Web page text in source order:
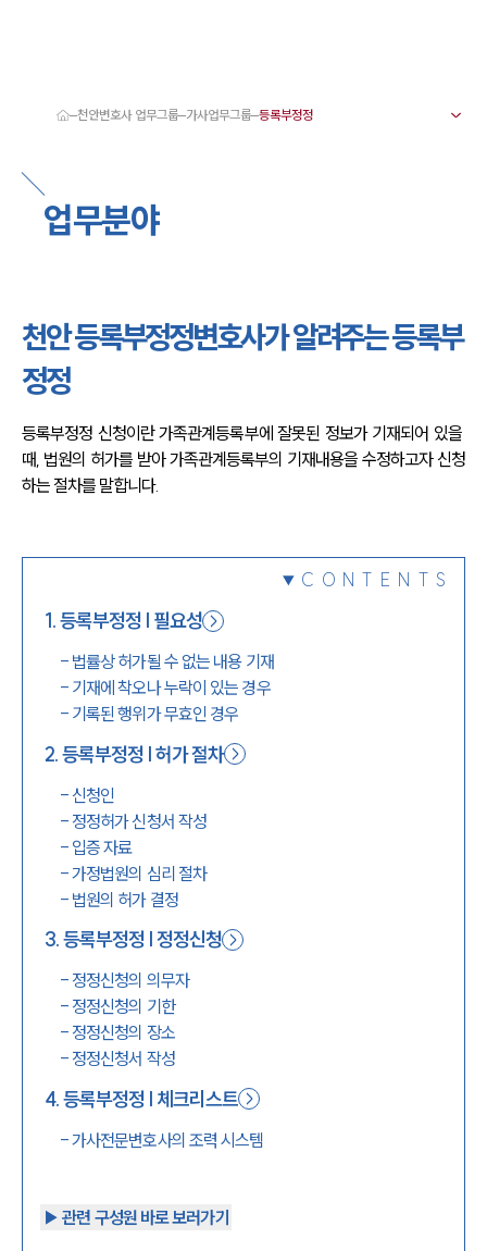
서울·대전·천안변호사
천안형사전문변호사
천안이혼전문변호사
천안학교폭력변호사
천안변호사 주요 업무사례
천안 분사무소 오시는 길
천안변호사상담 상담접수
채용정보
천안변호사 업무그룹 가사업무그룹
업무분야
천안 등록부정정변호사가 알려주는 등록부
정정
등록부정정 신청이란 가족관계등록부에 잘못된 정보가 기재되어 있을
때, 법원의 허가를 받아 가족관계등록부의 기재내용을 수정하고자 신청
하는 절차를 말합니다.
CONTENTS
1.등록부정정 | 필요성
- 법률상 허가될 수 없는 내용 기재
- 기재에 착오나 누락이 있는 경우
- 기록된 행위가 무효인 경우
2.등록부정정 | 허가 절차
-신청인
- 정정허가 신청서 작성
- 입증 자료
-가정법원의 심리 절차
- 법원의 허가 결정
3.등록부정정 | 정정신청
- 정정신청의 의무자
- 정정신청의 기한
- 정정신청의 장소
- 정정신청서 작성
4.등록부정정 | 체크리스트
-가사전문변호사의 조력 시스템
▶︎ 관련 구성원 바로 보러가기